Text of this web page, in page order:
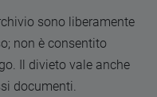
sono liberamente
non è consentito
Il divieto vale anche
documenti.